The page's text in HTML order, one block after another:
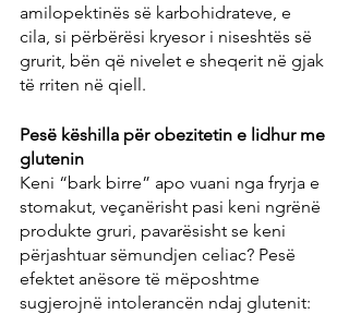
amilopektinës së karbohidrateve, e
cila, si përbërësi kryesor i niseshtës së
grurit, bën që nivelet e sheqerit në gjak
të rriten në qiell.
Pesë këshilla për obezitetin e lidhur me
glutenin
Keni “bark birre” apo vuani nga fryrja e
stomakut, veçanërisht pasi keni ngrënë
produkte gruri, pavarësisht se keni
përjashtuar sëmundjen celiac? Pesë
efektet anësore të mëposhtme
sugjerojnë intolerancën ndaj glutenit: